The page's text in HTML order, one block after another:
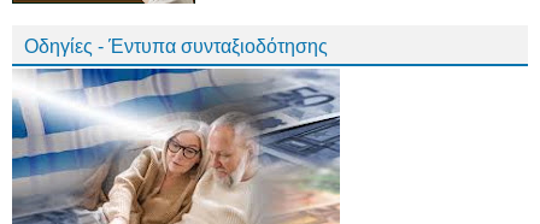
Οδηγίες - Έντυπα συνταξιοδότησης